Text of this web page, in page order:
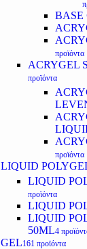
BASE
προϊόντα
ACRYGEL
προϊόντα
προϊόντα
LIQUID
LIQUID
προϊόντα
LIQUID
LIQUID
50ML4
GEL161 προϊόντα